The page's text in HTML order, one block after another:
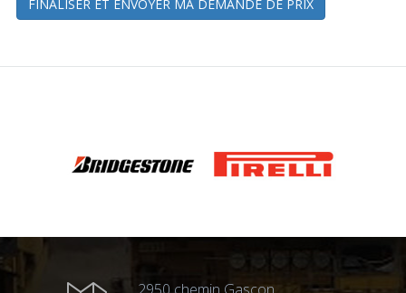
FINALISER ET ENVOYER MA DEMANDE DE PRIX